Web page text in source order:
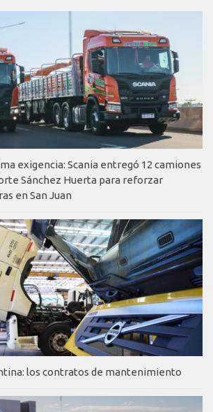
exigencia: Scania entregó 12 camiones
Sánchez Huerta para reforzar
en San Juan
los contratos de mantenimiento